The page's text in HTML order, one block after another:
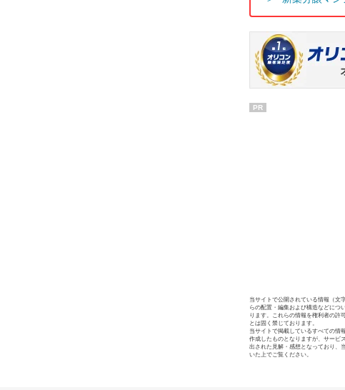
PR
当サイトで公開されている情報（文
らの配置・編集および構造などにつ
ります。これらの情報を権利者の許
とは固く禁じております。
当サイトで掲載しているすべての情
作成したものとなりますが、サービ
出された見解・感想となっており、
いた上でご覧ください。